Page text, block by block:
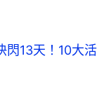
閃13天！10大活